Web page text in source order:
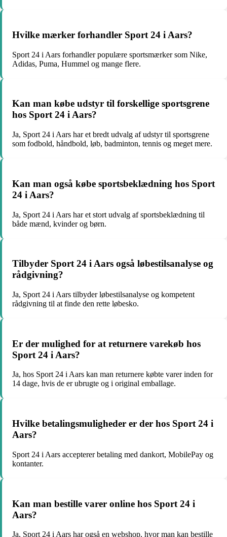
Hvilke mærker forhandler Sport 24 i Aars?
Sport 24 i Aars forhandler populære sportsmærker som Nike,
Adidas, Puma, Hummel og mange flere.
Kan man købe udstyr til forskellige sportsgrene
hos Sport 24 i Aars?
Ja, Sport 24 i Aars har et bredt udvalg af udstyr til sportsgrene
som fodbold, håndbold, løb, badminton, tennis og meget mere.
Kan man også købe sportsbeklædning hos Sport
24 i Aars?
Ja, Sport 24 i Aars har et stort udvalg af sportsbeklædning til
både mænd, kvinder og børn.
Tilbyder Sport 24 i Aars også løbestilsanalyse og
rådgivning?
Ja, Sport 24 i Aars tilbyder løbestilsanalyse og kompetent
rådgivning til at finde den rette løbesko.
Er der mulighed for at returnere varekøb hos
Sport 24 i Aars?
Ja, hos Sport 24 i Aars kan man returnere købte varer inden for
14 dage, hvis de er ubrugte og i original emballage.
Hvilke betalingsmuligheder er der hos Sport 24 i
Aars?
Sport 24 i Aars accepterer betaling med dankort, MobilePay og
kontanter.
Kan man bestille varer online hos Sport 24 i
Aars?
Ja, Sport 24 i Aars har også en webshop, hvor man kan bestille